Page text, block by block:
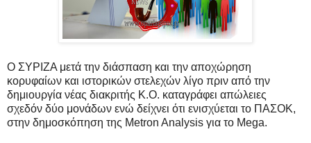
Ο ΣΥΡΙΖΑ μετά την διάσπαση και την αποχώρηση
κορυφαίων και ιστορικών στελεχών λίγο πριν από την
δημιουργία νέας διακριτής Κ.Ο. καταγράφει απώλειες
σχεδόν δύο μονάδων ενώ δείχνει ότι ενισχύεται το ΠΑΣΟΚ,
στην δημοσκόπηση της Metron Analysis για το Mega.